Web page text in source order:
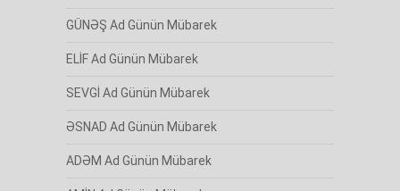
GÜNƏŞ Ad Günün Mübarek
ELİF Ad Günün Mübarek
SEVGİ Ad Günün Mübarek
ƏSNAD Ad Günün Mübarek
ADƏM Ad Günün Mübarek